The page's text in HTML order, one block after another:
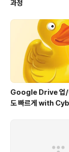
과정
Google Drive 업/
도 빠르게 with